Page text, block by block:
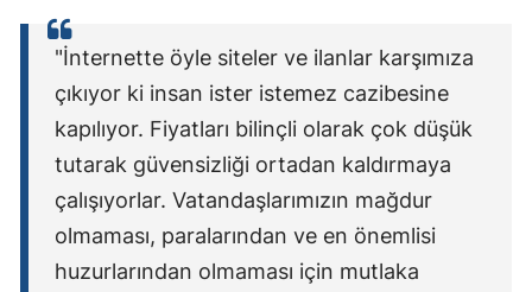
"İnternette öyle siteler ve ilanlar karşımıza
çıkıyor ki insan ister istemez cazibesine
kapılıyor. Fiyatları bilinçli olarak çok düşük
tutarak güvensizliği ortadan kaldırmaya
çalışıyorlar. Vatandaşlarımızın mağdur
olmaması, paralarından ve en önemlisi
huzurlarından olmaması için mutlaka